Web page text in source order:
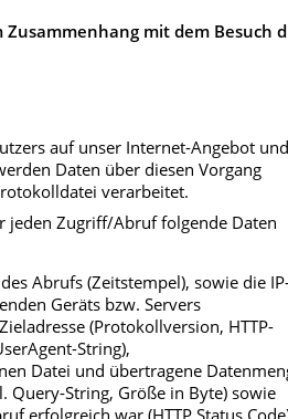
mit dem Besuch
auf unser Internet-Angebot
Daten über diesen Vorgang
verarbeitet.
jeden Zugriff/Abruf folgende Daten
Abrufs (Zeitstempel), sowie die
Geräts bzw. Servers
(Protokollversion, HTTP-
String),
Datei und übertragene
Query-String, Größe in Byte) sowie